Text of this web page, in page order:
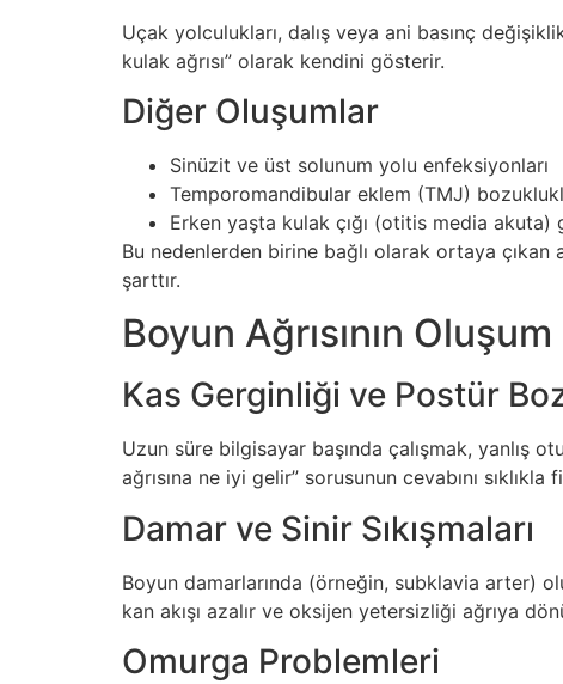
Uçak yolculukları, dalış veya ani basınç
kulak ağrısı” olarak kendini gösterir.
Diğer Oluşumlar
Sinüzit ve üst solunum yolu enfeksiyonları
Temporomandibular eklem (TMJ)
Erken yaşta kulak çığı (otitis media akuta)
Bu nedenlerden birine bağlı olarak ortaya çıkan
şarttır.
Boyun Ağrısının
Kas Gerginliği ve Postür
Uzun süre bilgisayar başında çalışmak, yanlış
ağrısına ne iyi gelir” sorusunun cevabını
Damar ve Sinir Sıkışmaları
Boyun damarlarında (örneğin, subklavia arter)
kan akışı azalır ve oksijen yetersizliği ağrıya
Omurga Problemleri